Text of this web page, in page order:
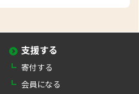
支援する
寄付する
会員になる